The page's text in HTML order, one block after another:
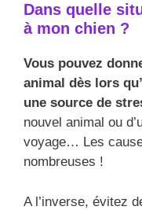
Dans quelle
à mon chien ?
Vous pouvez
animal dès lors
une source de
nouvel animal ou
voyage… Les
nombreuses !
A l’inverse, évitez